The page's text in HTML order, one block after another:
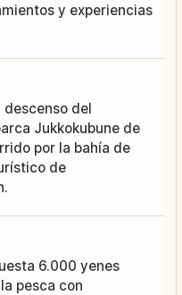
y experiencias
descenso del
Jukkokubune de
por la bahía de
de
6.000 yenes
pesca con